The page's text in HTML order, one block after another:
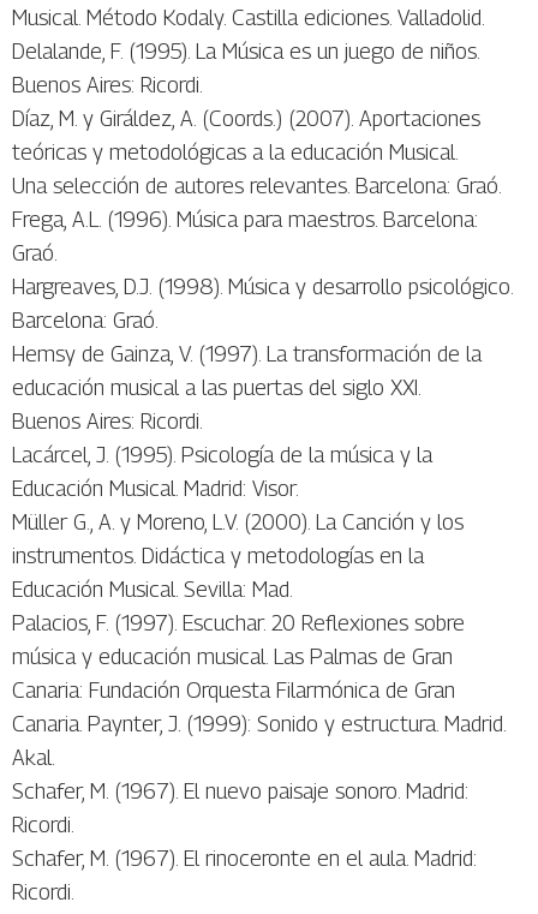
Musical. Método Kodaly. Castilla ediciones. Valladolid.
Delalande, F. (1995). La Música es un juego de niños.
Buenos Aires: Ricordi.
Díaz, M. y Giráldez, A. (Coords.) (2007). Aportaciones
teóricas y metodológicas a la educación Musical.
Una selección de autores relevantes. Barcelona: Graó.
Frega, A.L. (1996). Música para maestros. Barcelona:
Graó.
Hargreaves, D.J. (1998). Música y desarrollo psicológico.
Barcelona: Graó.
Hemsy de Gainza, V. (1997). La transformación de la
educación musical a las puertas del siglo XXI.
Buenos Aires: Ricordi.
Lacárcel, J. (1995). Psicología de la música y la
Educación Musical. Madrid: Visor.
Müller G., A. y Moreno, L.V. (2000). La Canción y los
instrumentos. Didáctica y metodologías en la
Educación Musical. Sevilla: Mad.
Palacios, F. (1997). Escuchar. 20 Reflexiones sobre
música y educación musical. Las Palmas de Gran
Canaria: Fundación Orquesta Filarmónica de Gran
Canaria. Paynter, J. (1999): Sonido y estructura. Madrid.
Akal.
Schafer, M. (1967). El nuevo paisaje sonoro. Madrid:
Ricordi.
Schafer, M. (1967). El rinoceronte en el aula. Madrid:
Ricordi.